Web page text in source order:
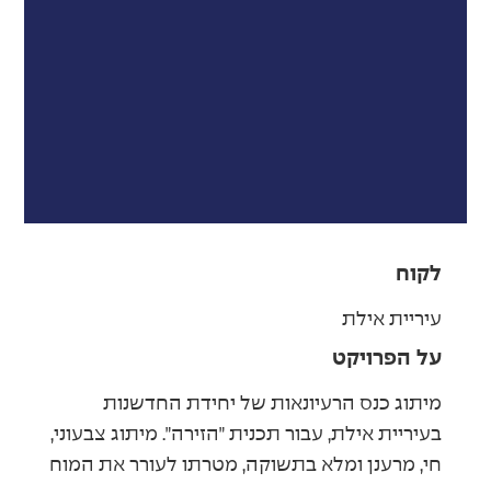
לקוח
עיריית אילת
על הפרויקט
מיתוג כנס הרעיונאות של יחידת החדשנות
בעיריית אילת, עבור תכנית ״הזירה״. מיתוג צבעוני,
חי, מרענן ומלא בתשוקה, מטרתו לעורר את המוח